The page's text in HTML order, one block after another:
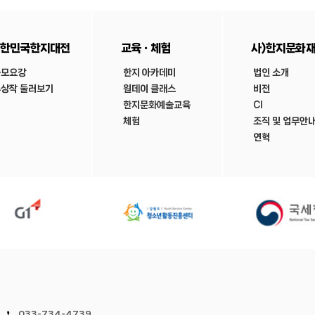
민국한지대전
요강
작 둘러보기
교육ㆍ체험
한지 아카데미
원데이 클래스
한지문화예술교육
체험
사)한지문화
법인 소개
비전
CI
조직 및 업무안
연혁